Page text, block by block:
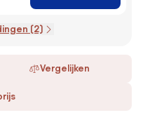
(2)
Vergelijken